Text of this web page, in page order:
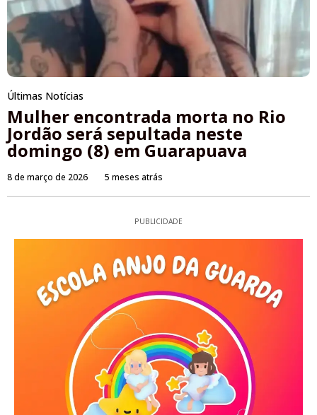
Últimas Notícias
Mulher encontrada morta no Rio
Jordão será sepultada neste
domingo (8) em Guarapuava
8 de março de 2026 5 meses atrás
PUBLICIDADE